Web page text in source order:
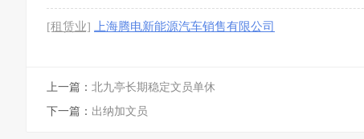
[租赁业] 上海腾电新能源汽车销售有限公司
上一篇： 北九亭长期稳定文员单休
下一篇： 出纳加文员